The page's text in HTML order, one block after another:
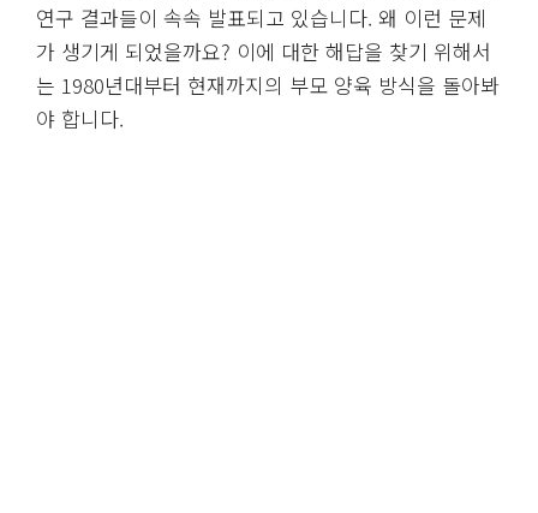
연구 결과들이 속속 발표되고 있습니다. 왜 이런 문제
가 생기게 되었을까요? 이에 대한 해답을 찾기 위해서
는 1980년대부터 현재까지의 부모 양육 방식을 돌아봐
야 합니다.